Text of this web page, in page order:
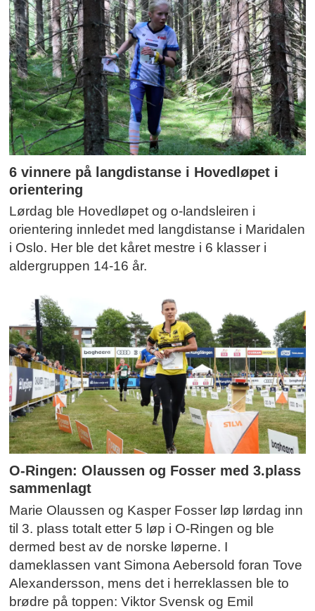
6 vinnere på langdistanse i Hovedløpet i
orientering
Lørdag ble Hovedløpet og o-landsleiren i
orientering innledet med langdistanse i Maridalen
i Oslo. Her ble det kåret mestre i 6 klasser i
aldergruppen 14-16 år.
O-Ringen: Olaussen og Fosser med 3.plass
sammenlagt
Marie Olaussen og Kasper Fosser løp lørdag inn
til 3. plass totalt etter 5 løp i O-Ringen og ble
dermed best av de norske løperne. I
dameklassen vant Simona Aebersold foran Tove
Alexandersson, mens det i herreklassen ble to
brødre på toppen: Viktor Svensk og Emil